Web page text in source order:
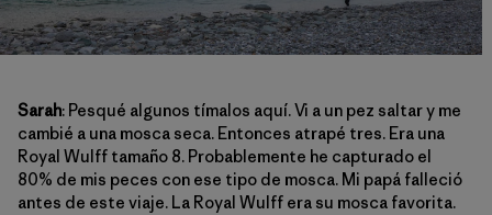
Sarah: Pesqué algunos tímalos aquí. Vi a un pez saltar y me
cambié a una mosca seca. Entonces atrapé tres. Era una
Royal Wulff tamaño 8. Probablemente he capturado el
80% de mis peces con ese tipo de mosca. Mi papá falleció
antes de este viaje. La Royal Wulff era su mosca favorita.